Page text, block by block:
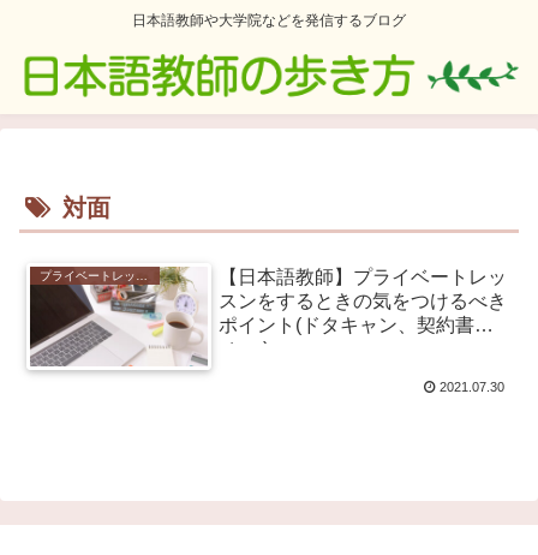
日本語教師や大学院などを発信するブログ
対面
プライベートレッスン
【日本語教師】プライベートレッ
スンをするときの気をつけるべき
ポイント(ドタキャン、契約書
etc…)
2021.07.30